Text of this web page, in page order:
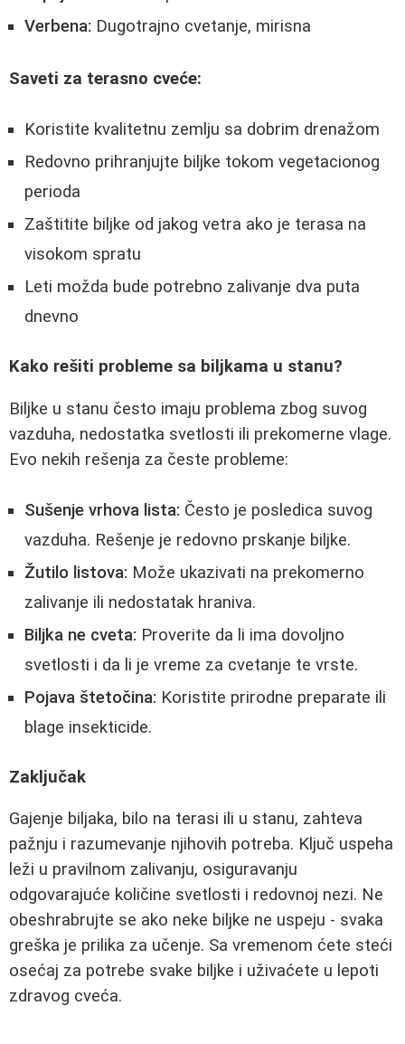
Verbena: Dugotrajno cvetanje, mirisna
Saveti za terasno cveće:
Koristite kvalitetnu zemlju sa dobrim drenažom
Redovno prihranjujte biljke tokom vegetacionog
perioda
Zaštitite biljke od jakog vetra ako je terasa na
visokom spratu
Leti možda bude potrebno zalivanje dva puta
dnevno
Kako rešiti probleme sa biljkama u stanu?
Biljke u stanu često imaju problema zbog suvog
vazduha, nedostatka svetlosti ili prekomerne vlage.
Evo nekih rešenja za česte probleme:
Sušenje vrhova lista: Često je posledica suvog
vazduha. Rešenje je redovno prskanje biljke.
Žutilo listova: Može ukazivati na prekomerno
zalivanje ili nedostatak hraniva.
Biljka ne cveta: Proverite da li ima dovoljno
svetlosti i da li je vreme za cvetanje te vrste.
Pojava štetočina: Koristite prirodne preparate ili
blage insekticide.
Zaključak
Gajenje biljaka, bilo na terasi ili u stanu, zahteva
pažnju i razumevanje njihovih potreba. Ključ uspeha
leži u pravilnom zalivanju, osiguravanju
odgovarajuće količine svetlosti i redovnoj nezi. Ne
obeshrabrujte se ako neke biljke ne uspeju - svaka
greška je prilika za učenje. Sa vremenom ćete steći
osećaj za potrebe svake biljke i uživaćete u lepoti
zdravog cveća.